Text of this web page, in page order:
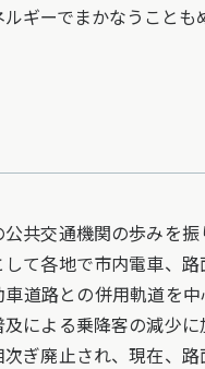
ギーでまかなうことも
共交通機関の歩みを
て各地で市内電車、
車道路との併用軌道を
による乗降客の減少
ぎ廃止され、現在、